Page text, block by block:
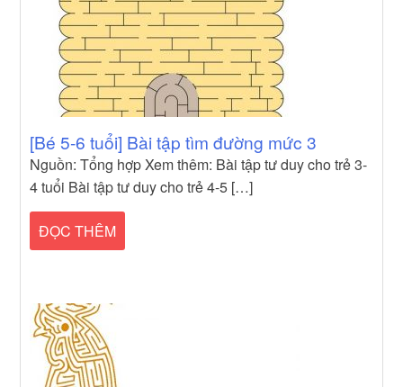
[Bé 5-6 tuổi] Bài tập tìm đường mức 3
Nguồn: Tổng hợp Xem thêm: Bài tập tư duy cho trẻ 3-
4 tuổi Bài tập tư duy cho trẻ 4-5 […]
ĐỌC THÊM